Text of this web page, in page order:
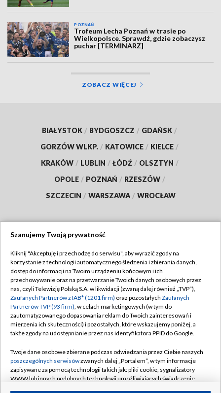
POZNAŃ
Trofeum Lecha Poznań w trasie po
Wielkopolsce. Sprawdź, gdzie zobaczysz
puchar [TERMINARZ]
ZOBACZ WIĘCEJ
BIAŁYSTOK / BYDGOSZCZ / GDAŃSK /
GORZÓW WLKP. / KATOWICE / KIELCE /
KRAKÓW / LUBLIN / ŁÓDŹ / OLSZTYN /
OPOLE / POZNAŃ / RZESZÓW /
SZCZECIN / WARSZAWA / WROCŁAW
TVP
Abonament TVP
Emisja w TVP
Centrum informacji TVP
Naziemna Telewizja Cyfrowa
Rada Programowa
System NOS
Informacje o nadawcy
Regulamin TVP
Polityka prywatności
Moje zgody
Pomoc
Kontakt
Szanujemy Twoją prywatność
Kliknij "Akceptuję i przechodzę do serwisu", aby wyrazić zgody na
korzystanie z technologii automatycznego śledzenia i zbierania danych,
dostęp do informacji na Twoim urządzeniu końcowym i ich
przechowywanie oraz na przetwarzanie Twoich danych osobowych przez
nas, czyli Telewizję Polską S.A. w likwidacji (zwaną dalej również „TVP”),
Zaufanych Partnerów z IAB* (1201 firm) oraz pozostałych Zaufanych
Partnerów TVP (93 firm), w celach marketingowych (w tym do
zautomatyzowanego dopasowania reklam do Twoich zainteresowań i
mierzenia ich skuteczności) i pozostałych, które wskazujemy poniżej, a
także zgody na udostępnianie przez nas identyfikatora PPID do Google.
Twoje dane osobowe zbierane podczas odwiedzania przez Ciebie naszych
poszczególnych serwisówzwanych dalej „Portalem”, w tym informacje
zapisywane za pomocą technologii takich jak: pliki cookie, sygnalizatory
WWW lub innych podobnych technologii umożliwiających świadczenie